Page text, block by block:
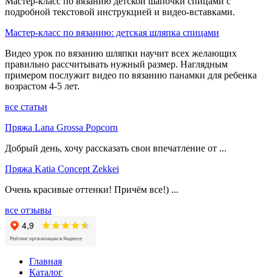
подробной текстовой инструкцией и видео-вставками.
Мастер-класс по вязанию: детская шляпка спицами
Видео урок по вязанию шляпки научит всех желающих
правильно рассчитывать нужный размер. Наглядным
примером послужит видео по вязанию панамки для ребенка
возрастом 4-5 лет.
все статьи
Пряжа Lana Grossa Popcorn
Добрый день, хочу рассказать свои впечатление от ...
Пряжа Katia Concept Zekkei
Очень красивые оттенки! Причём все!) ...
все отзывы
Главная
Каталог